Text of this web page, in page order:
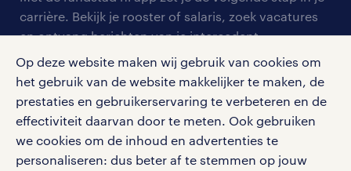
Op deze website maken wij gebruik van cookies om
het gebruik van de website makkelijker te maken, de
prestaties en gebruikerservaring te verbeteren en de
effectiviteit daarvan door te meten. Ook gebruiken
we cookies om de inhoud en advertenties te
personaliseren: dus beter af te stemmen op jouw
aanmelden nieuwsbrief
blogs en artikelen
bruto-netto calculator
onze vestigingen
pers
klachten en misstanden
carrière. Bekijk je rooster of salaris, zoek vacatures
en ontvang berichten van je intercedent.
Eenvoudig, snel en overal.
apple app store
google play store